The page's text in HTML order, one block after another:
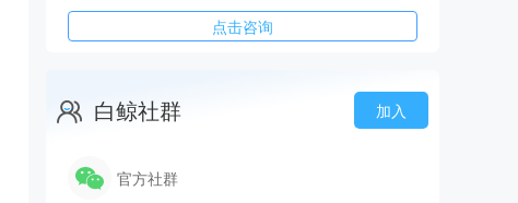
点击咨询
白鲸社群 加入
官方社群